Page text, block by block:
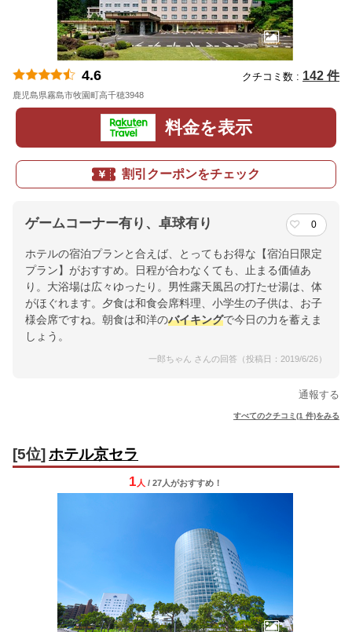
4.6 クチコミ数 : 142 件
鹿児島県霧島市牧園町高千穂3948
料金を表示
割引クーポンをチェック
ゲームコーナー有り、卓球有り 0
ホテルの宿泊プランと合えば、とってもお得な【宿泊日限定
プラン】がおすすめ。日程が合わなくても、止まる価値あ
り。大浴場は広々ゆったり。男性露天風呂の打たせ湯は、体
がほぐれます。夕食は和食会席料理、小学生の子供は、お子
様会席ですね。朝食は和洋のバイキングで今日の力を蓄えま
しょう。
一郎ちゃん さんの回答（投稿日：2019/6/26）
通報する
すべてのクチコミ(1 件)をみる
[5位] ホテル京セラ
1 人 / 27人がおすすめ！